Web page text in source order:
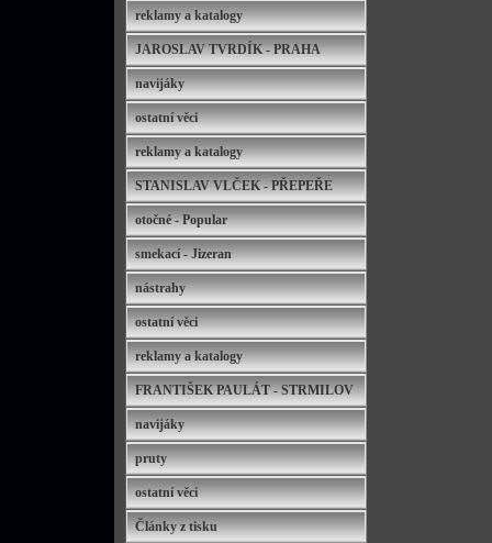
reklamy a katalogy
JAROSLAV TVRDÍK - PRAHA
navijáky
ostatní věci
reklamy a katalogy
STANISLAV VLČEK - PŘEPEŘE
otočné - Popular
smekací - Jizeran
nástrahy
ostatní věci
reklamy a katalogy
FRANTIŠEK PAULÁT - STRMILOV
navijáky
pruty
ostatní věci
Články z tisku